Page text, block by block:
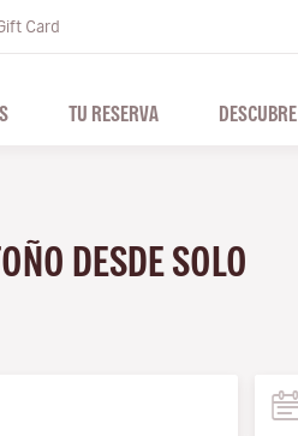
Card
TU RESERVA DESCUBRE
DESDE SOLO